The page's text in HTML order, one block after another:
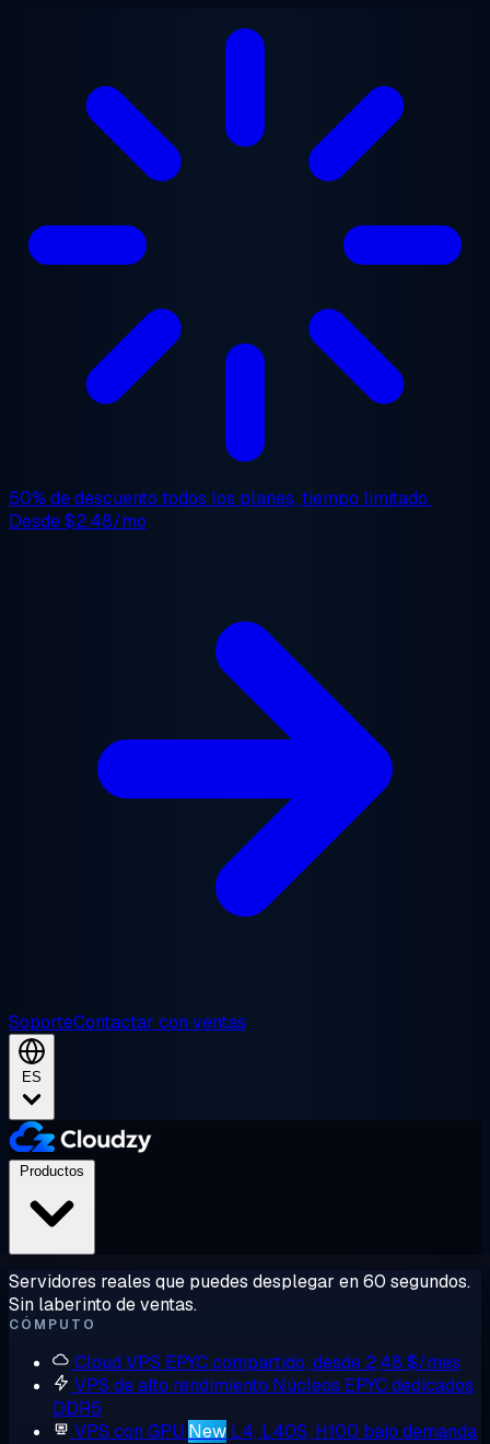
50% de descuento todos los planes, tiempo limitado.
Desde$2.48/mo
SoporteContactar con ventas
ES
Servidores reales que puedes desplegar en 60 segundos.
Sin laberinto de ventas.
CÓMPUTO
Cloud VPS EPYC compartido, desde 2,48 $/mes
VPS de alto rendimiento Núcleos EPYC dedicados,
DDR5
VPS con GPU New L4, L40S, H100 bajo demanda